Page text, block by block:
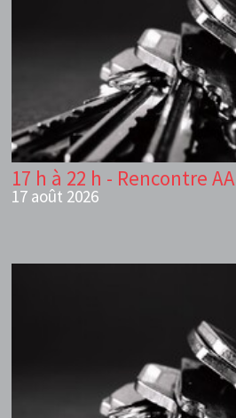
17 h à 22 h - Rencontre AA
17 août 2026